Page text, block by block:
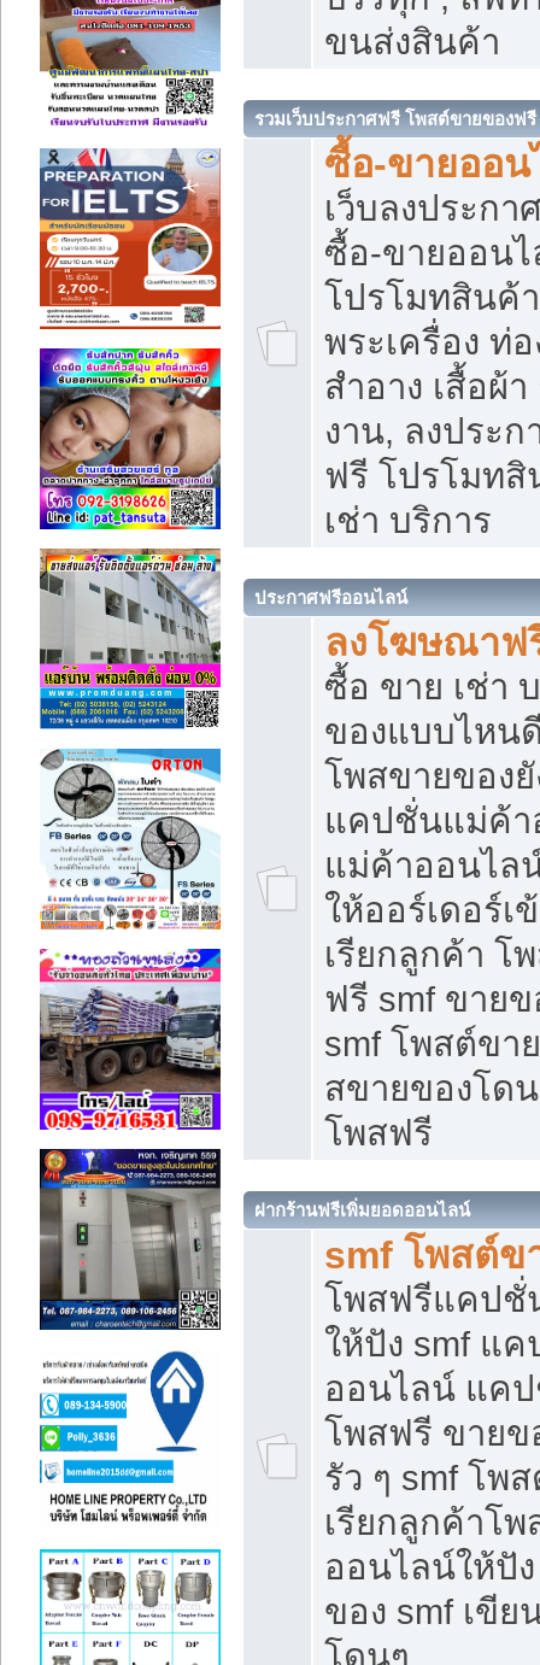
ขนส่งสินค้า
รวมเว็บประกาศฟรี โพสต์ขายของฟรี
ซื้อ-ขายออน
เว็บลงประก
ซื้อ-ขายออน
โปรโมทสินค้
พระเครื่อง ท่อ
สำอาง เสื้อผ้
งาน, ลงประ
ฟรี โปรโมท
เช่า บริการ
ประกาศฟรีออนไลน์
ลงโฆษณาฟ
ซื้อ ขาย เช่า
ของแบบไหน
โพสขายของยั
แคปชั่นแม่ค้
แม่ค้าออนไล
ให้ออร์เดอร์เ
เรียกลูกค้า โ
ฟรี smf ขาย
smf โพสต์ขา
สขายของโด
โพสฟรี
ฝากร้านฟรีเพิ่มยอดออนไลน์
smf โพสต์ข
โพสฟรีแคปชั่
ให้ปัง smf แ
ออนไลน์ แค
โพสฟรี ขายข
รัว ๆ smf โพ
เรียกลูกค้าโ
ออนไลน์ให้ปั
ของ smf เขี
โดนๆ